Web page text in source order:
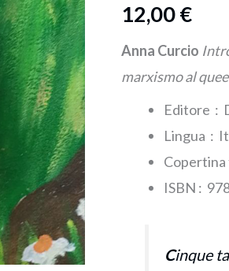
12,00€
Anna Curcio
marxismo al
Lingua ‏ : ‎
Copertina
ISBN‏
Cinque
razza,
marxismo
queer
quantità